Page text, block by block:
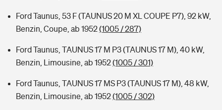
Ford Taunus, 53 F (TAUNUS 20 M XL COUPE P7), 92 kW,
Benzin, Coupe, ab 1952(1005 / 287)
Ford Taunus, TAUNUS 17 M P3 (TAUNUS 17 M), 40 kW,
Benzin, Limousine, ab 1952(1005 / 301)
Ford Taunus, TAUNUS 17 MS P3 (TAUNUS 17 M), 48 kW,
Benzin, Limousine, ab 1952(1005 / 302)